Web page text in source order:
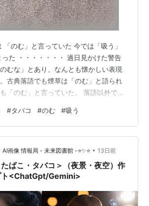
「のむ」と言っていた 今では「吸う」
た ・・・・・・・ 過日見かけた警告
むな」とあり、なんとも懐かしい表現
古典落語でも煙草は「のむ」と語られ
「のむ」と言っていた。 落語以外で最
に近い大先輩との会話でだった。（写
#タバコ #のむ #吸う
画像 情報局 - 未来図書館 -⭐✨⭐ • 13日前
ばこ・タバコ＞（夜景・夜空）作
ト<ChatGpt/Gemini>